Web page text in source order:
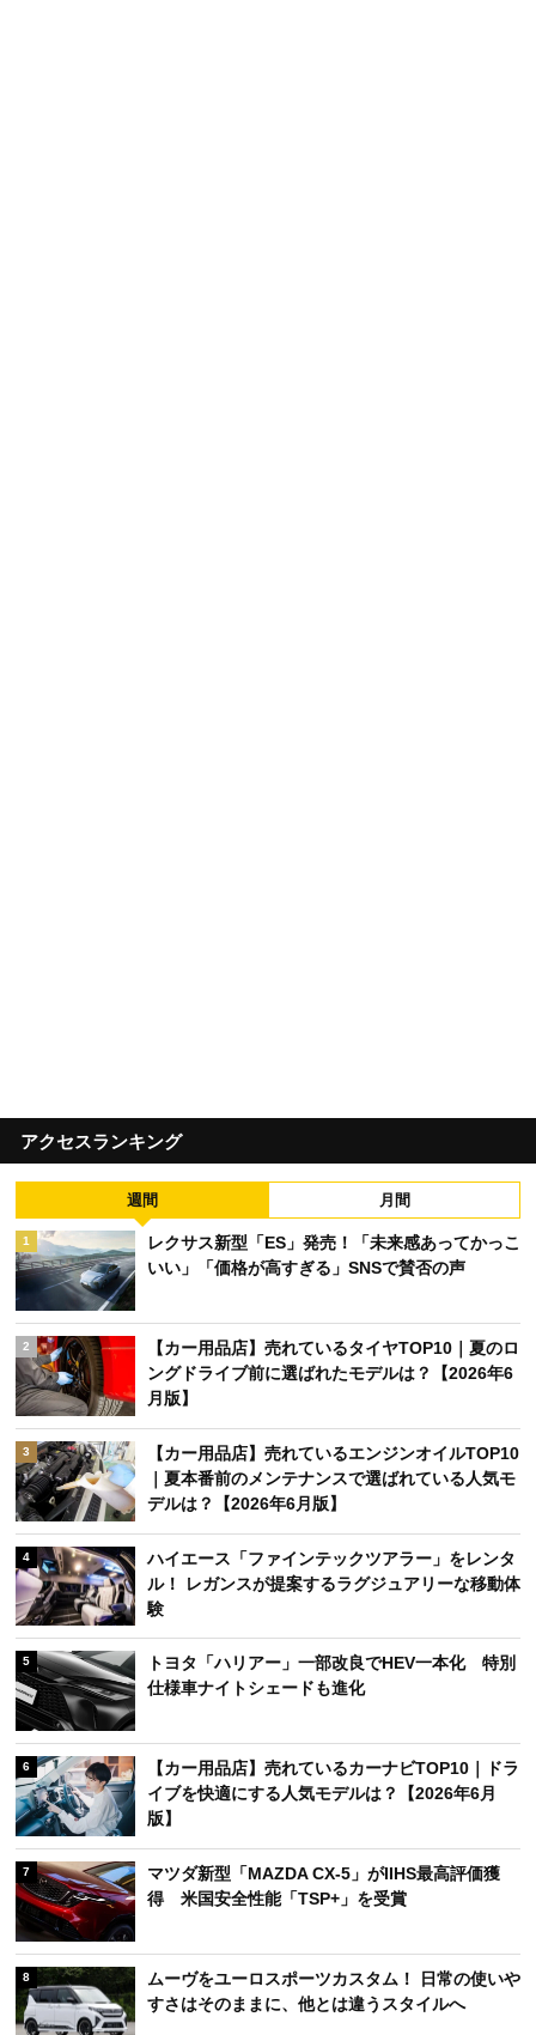
アクセスランキング
週間 月間
1
レクサス新型「ES」発売！「未来感あってかっこ
いい」「価格が高すぎる」SNSで賛否の声
2
【カー用品店】売れているタイヤTOP10｜夏のロ
ングドライブ前に選ばれたモデルは？【2026年6
月版】
3
【カー用品店】売れているエンジンオイルTOP10
｜夏本番前のメンテナンスで選ばれている人気モ
デルは？【2026年6月版】
4
ハイエース「ファインテックツアラー」をレンタ
ル！ レガンスが提案するラグジュアリーな移動体
験
5
トヨタ「ハリアー」一部改良でHEV一本化 特別
仕様車ナイトシェードも進化
6
【カー用品店】売れているカーナビTOP10｜ドラ
イブを快適にする人気モデルは？【2026年6月
版】
7
マツダ新型「MAZDA CX-5」がIIHS最高評価獲
得 米国安全性能「TSP+」を受賞
8
ムーヴをユーロスポーツカスタム！ 日常の使いや
すさはそのままに、他とは違うスタイルへ